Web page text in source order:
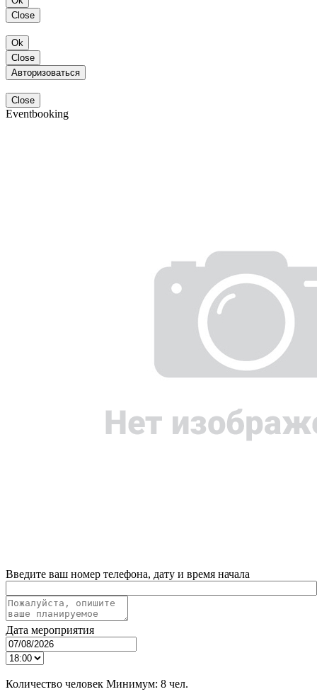
Close
Ok
Close
Авторизоваться
Close
Eventbooking
Введите ваш номер телефона, дату и время начала
Дата мероприятия
Количество человек Минимум: 8 чел.